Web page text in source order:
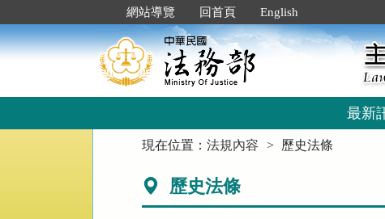
到
主
要
網站導覽 回首頁 English
最新
現在位置：法規內容 歷史法條
歷史法條